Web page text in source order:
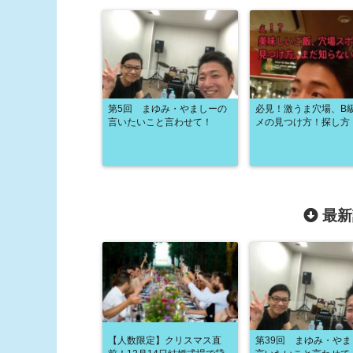
第5回 まゆみ・やましーの
言いたいこと言わせて！
必見！激うま穴場、B
メの見つけ方！探し方
最
【人数限定】クリスマス直
第39回 まゆみ・やま